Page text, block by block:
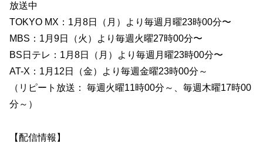
放送中
TOKYO MX：1月8日（月）より毎週月曜23時00分〜
MBS：1月9日（火）より毎週火曜27時00分〜
BS日テレ：1月8日（月）より毎週月曜23時00分〜
AT-X：1月12日（金）より毎週金曜23時00分～
（リピート放送： 毎週火曜11時00分～、毎週木曜17時00
分～）
【配信情報】